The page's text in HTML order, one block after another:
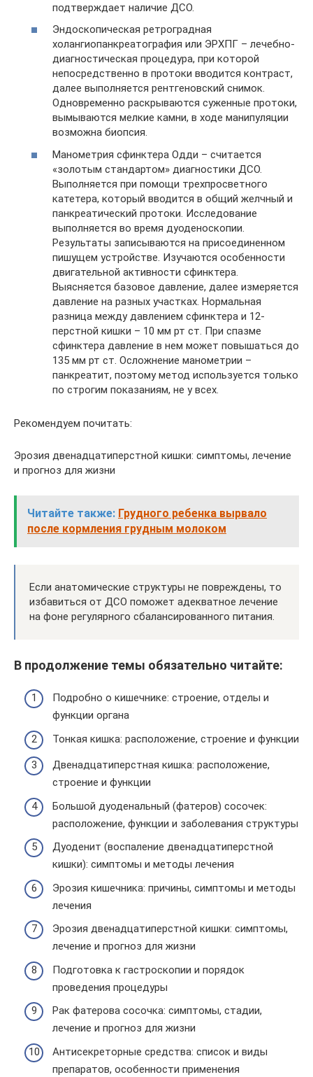
подтверждает наличие ДСО.
Эндоскопическая ретроградная
холангиопанкреатография или ЭРХПГ – лечебно-
диагностическая процедура, при которой
непосредственно в протоки вводится контраст,
далее выполняется рентгеновский снимок.
Одновременно раскрываются суженные протоки,
вымываются мелкие камни, в ходе манипуляции
возможна биопсия.
Манометрия сфинктера Одди – считается
«золотым стандартом» диагностики ДСО.
Выполняется при помощи трехпросветного
катетера, который вводится в общий желчный и
панкреатический протоки. Исследование
выполняется во время дуоденоскопии.
Результаты записываются на присоединенном
пишущем устройстве. Изучаются особенности
двигательной активности сфинктера.
Выясняется базовое давление, далее измеряется
давление на разных участках. Нормальная
разница между давлением сфинктера и 12-
перстной кишки – 10 мм рт ст. При спазме
сфинктера давление в нем может повышаться до
135 мм рт ст. Осложнение манометрии –
панкреатит, поэтому метод используется только
по строгим показаниям, не у всех.
Рекомендуем почитать:
Эрозия двенадцатиперстной кишки: симптомы, лечение
и прогноз для жизни
Читайте также: Грудного ребенка вырвало
после кормления грудным молоком
Если анатомические структуры не повреждены, то
избавиться от ДСО поможет адекватное лечение
на фоне регулярного сбалансированного питания.
В продолжение темы обязательно читайте:
Подробно о кишечнике: строение, отделы и
функции органа
Тонкая кишка: расположение, строение и функции
Двенадцатиперстная кишка: расположение,
строение и функции
Большой дуоденальный (фатеров) сосочек:
расположение, функции и заболевания структуры
Дуоденит (воспаление двенадцатиперстной
кишки): симптомы и методы лечения
Эрозия кишечника: причины, симптомы и методы
лечения
Эрозия двенадцатиперстной кишки: симптомы,
лечение и прогноз для жизни
Подготовка к гастроскопии и порядок
проведения процедуры
Рак фатерова сосочка: симптомы, стадии,
лечение и прогноз для жизни
Антисекреторные средства: список и виды
препаратов, особенности применения